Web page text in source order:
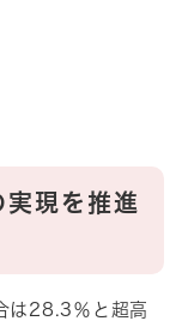
現を推進
は28.3％と超高